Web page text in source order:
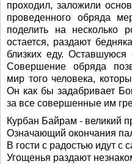
проходил, заложили
проведенного обряда
поделить на несколько
остается, раздают
близких еду.
Совершение обряда
мир того человека,
Он как бы задабривает
за все совершенные им
Курбан Байрам - великий
Означающий окончания
В гости с радостью идут с
Угощенья раздают